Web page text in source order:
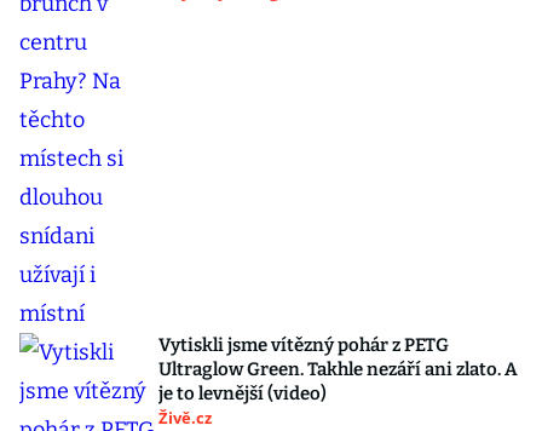
Vytiskli jsme vítězný pohár z PETG
Ultraglow Green. Takhle nezáří ani zlato. A
je to levnější (video)
Živě.cz